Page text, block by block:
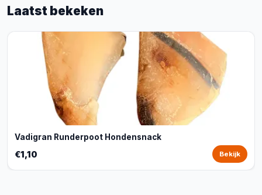
Laatst bekeken
Vadigran Runderpoot Hondensnack
€1,10 Bekijk